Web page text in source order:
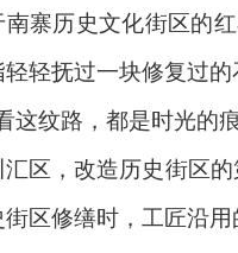
历史文化街区的红
轻抚过一块修复过
纹路，都是时光的痕
，改造历史街区的
街区修缮时，工匠沿